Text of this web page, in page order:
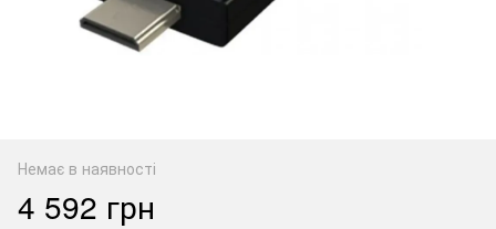
Немає в наявності
4 592 грн